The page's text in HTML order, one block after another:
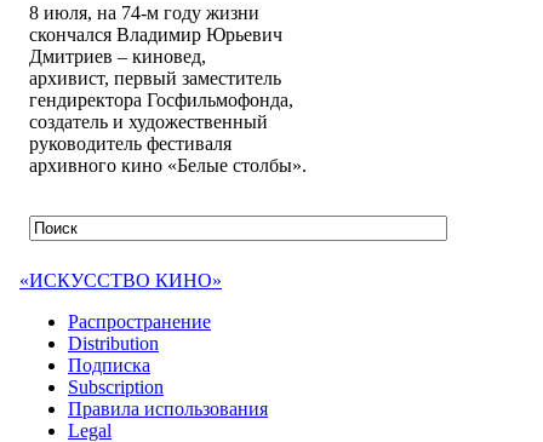
8 июля, на 74-м году жизни
скончался Владимир Юрьевич
Дмитриев – киновед,
архивист, первый заместитель
гендиректора Госфильмофонда,
создатель и художественный
руководитель фестиваля
архивного кино «Белые столбы».
«ИСКУССТВО КИНО»
Распространение
Distribution
Подписка
Subscription
Правила использования
Legal